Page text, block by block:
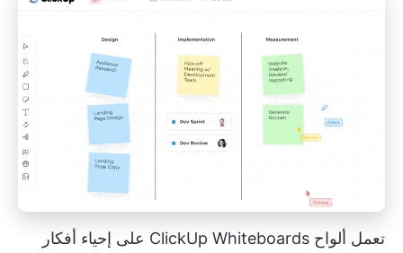
تعمل ألواح ClickUp Whiteboards على إحياء أفكار